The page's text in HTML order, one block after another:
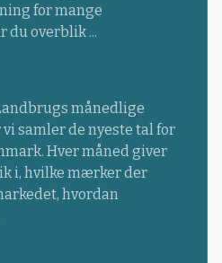
for mange
du overblik ...
månedlige
samler de nyeste tal for
Hver måned giver
i, hvilke mærker der
hvordan